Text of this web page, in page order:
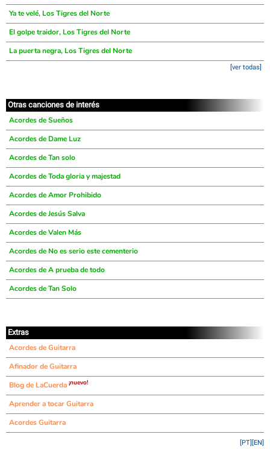
Ya te velé, Los Tigres del Norte
El golpe traidor, Los Tigres del Norte
La puerta negra, Los Tigres del Norte
[ver todas]
Otras canciones de interés
Acordes de Sueños
Acordes de Dame Luz
Acordes de Tan solo
Acordes de Toda gloria y majestad
Acordes de Amor Prohibido
Acordes de Jesús Salva
Acordes de Valen Más
Acordes de No es serio este cementerio
Acordes de A prueba de todo
Acordes de Tan Solo
Extras
Acordes de Guitarra
Afinador de Guitarra
Blog de LaCuerda ¡nuevo!
Aprender a tocar Guitarra
Acordes Guitarra
[EN]
[PT]